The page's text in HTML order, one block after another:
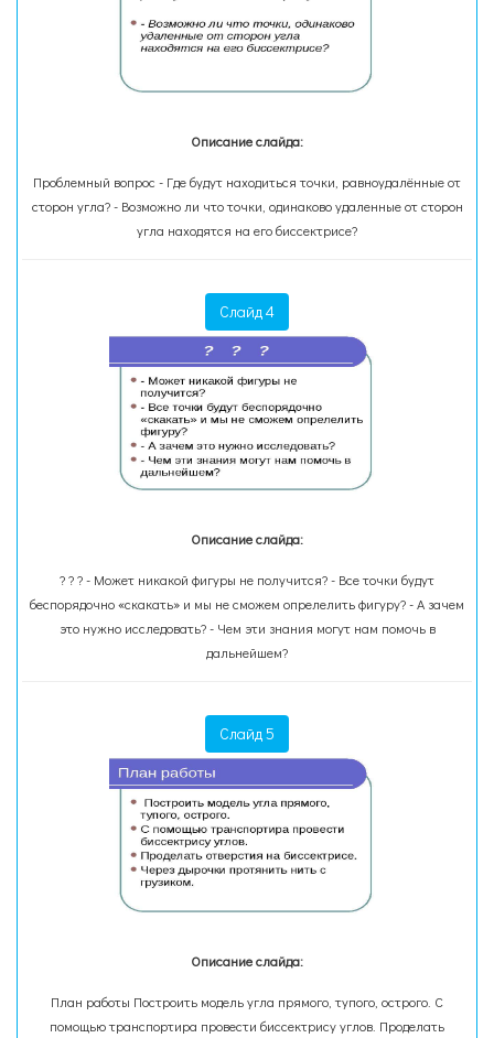
Описание слайда:
Проблемный вопрос - Где будут находиться точки, равноудалённые от
сторон угла? - Возможно ли что точки, одинаково удаленные от сторон
угла находятся на его биссектрисе?
Слайд 4
Описание слайда:
? ? ? - Может никакой фигуры не получится? - Все точки будут
беспорядочно «скакать» и мы не сможем опрелелить фигуру? - А зачем
это нужно исследовать? - Чем эти знания могут нам помочь в
дальнейшем?
Слайд 5
Описание слайда:
План работы Построить модель угла прямого, тупого, острого. С
помощью транспортира провести биссектрису углов. Проделать